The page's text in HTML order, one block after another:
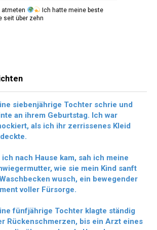
atmeten
Ich hatte meine beste
seit über zehn
siebenjährige Tochter schrie und
an ihrem Geburtstag. Ich war
als ich ihr zerrissenes Kleid
ich nach Hause kam, sah ich meine
wie sie mein Kind sanft
wusch, ein bewegender
voller Fürsorge.
fünfjährige Tochter klagte ständig
Rückenschmerzen, bis ein Arzt eines